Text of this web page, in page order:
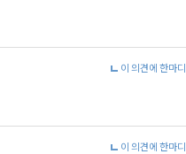
이 의견에 한마디
이 의견에 한마디